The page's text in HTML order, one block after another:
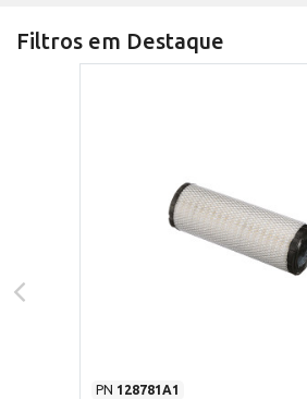
Filtros em Destaque
PN 128781A1